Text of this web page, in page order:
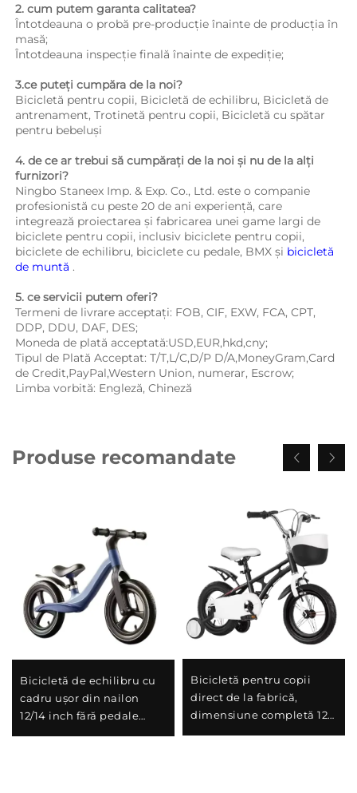
2. cum putem garanta calitatea?
Întotdeauna o probă pre-producție înainte de producția în
masă;
Întotdeauna inspecție finală înainte de expediție;
3.ce puteți cumpăra de la noi?
Bicicletă pentru copii, Bicicletă de echilibru, Bicicletă de
antrenament, Trotinetă pentru copii, Bicicletă cu spătar
pentru bebeluși
4. de ce ar trebui să cumpărați de la noi și nu de la alți
furnizori?
Ningbo Staneex Imp. & Exp. Co., Ltd. este o companie
profesionistă cu peste 20 de ani experiență, care
integrează proiectarea și fabricarea unei game largi de
biciclete pentru copii, inclusiv biciclete pentru copii,
biciclete de echilibru, biciclete cu pedale, BMX și bicicletă
de muntă .
5. ce servicii putem oferi?
Termeni de livrare acceptați: FOB, CIF, EXW, FCA, CPT,
DDP, DDU, DAF, DES;
Moneda de plată acceptată:USD,EUR,hkd,cny;
Tipul de Plată Acceptat: T/T,L/C,D/P D/A,MoneyGram,Card
de Credit,PayPal,Western Union, numerar, Escrow;
Limba vorbită: Engleză, Chineză
Produse recomandate
Bicicletă de echilibru cu
cadru ușor din nailon
12/14 inch fără pedale
Bicicletă pentru copii
direct de la fabrică,
dimensiune completă 12-
18 inchi, preț redus B2B